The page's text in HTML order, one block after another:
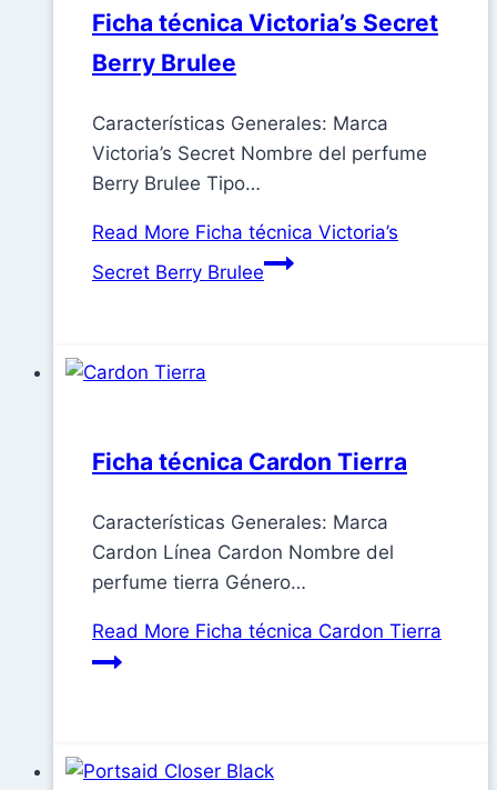
Ficha técnica Victoria’s Secret
Berry Brulee
Características Generales: Marca
Victoria’s Secret Nombre del perfume
Berry Brulee Tipo…
Read More Ficha técnica Victoria’s
Secret Berry Brulee
Ficha técnica Cardon Tierra
Características Generales: Marca
Cardon Línea Cardon Nombre del
perfume tierra Género…
Read More Ficha técnica Cardon Tierra